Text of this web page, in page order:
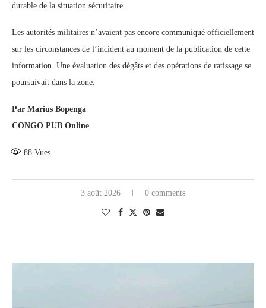
durable de la situation sécuritaire.
Les autorités militaires n’avaient pas encore communiqué officiellement
sur les circonstances de l’incident au moment de la publication de cette
information. Une évaluation des dégâts et des opérations de ratissage se
poursuivait dans la zone.
Par Marius Bopenga
CONGO PUB Online
88 Vues
3 août 2026 0 comments